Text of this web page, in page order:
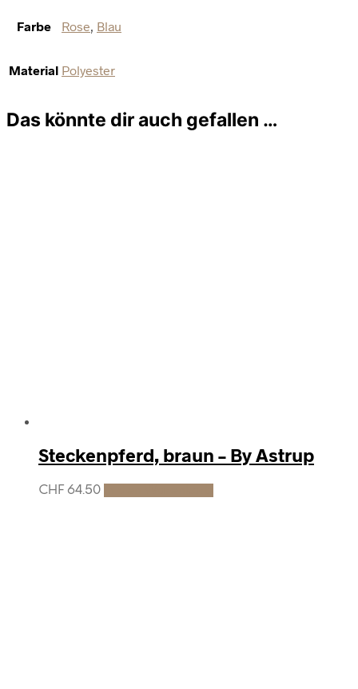
Farbe Rose, Blau
Material Polyester
Das könnte dir auch gefallen …
Steckenpferd, braun – By Astrup
CHF 64.50